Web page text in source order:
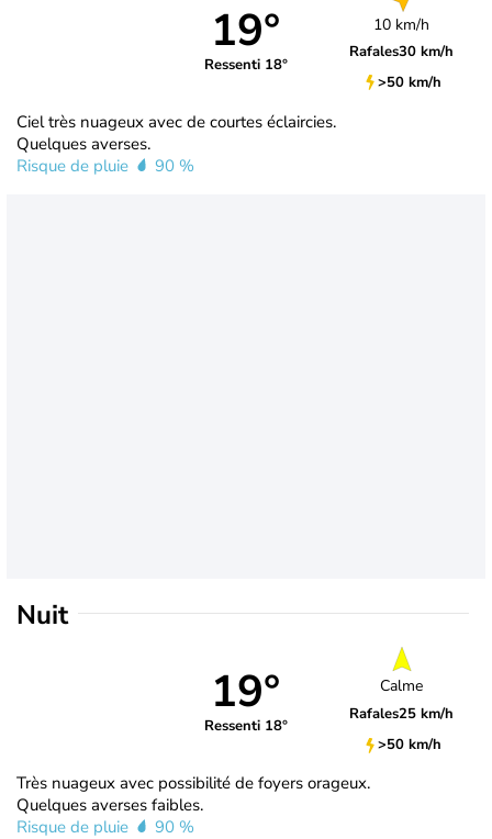
19°
Ressenti 18°
10 km/h
Rafales30 km/h
>50 km/h
Ciel très nuageux avec de courtes éclaircies.
Quelques averses.
Risque de pluie
90 %
Nuit
19°
Ressenti 18°
Calme
Rafales25 km/h
>50 km/h
Très nuageux avec possibilité de foyers orageux.
Quelques averses faibles.
Risque de pluie
90 %